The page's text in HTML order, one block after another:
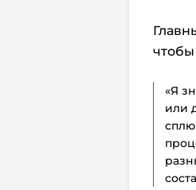
«Я
или